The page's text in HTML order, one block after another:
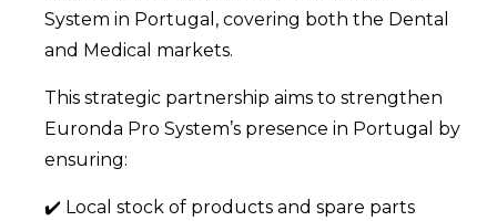
System in Portugal, covering both the Dental
and Medical markets.
This strategic partnership aims to strengthen
Euronda Pro System’s presence in Portugal by
ensuring:
✔️ Local stock of products and spare parts